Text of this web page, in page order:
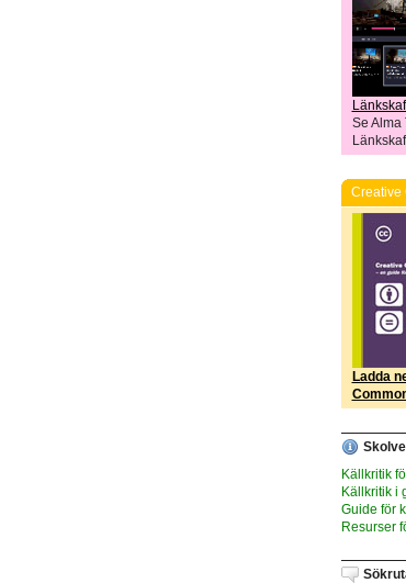
Se Alma
Creative
Ladda
Källkritik
Källkritik i
Guide för
Resurser